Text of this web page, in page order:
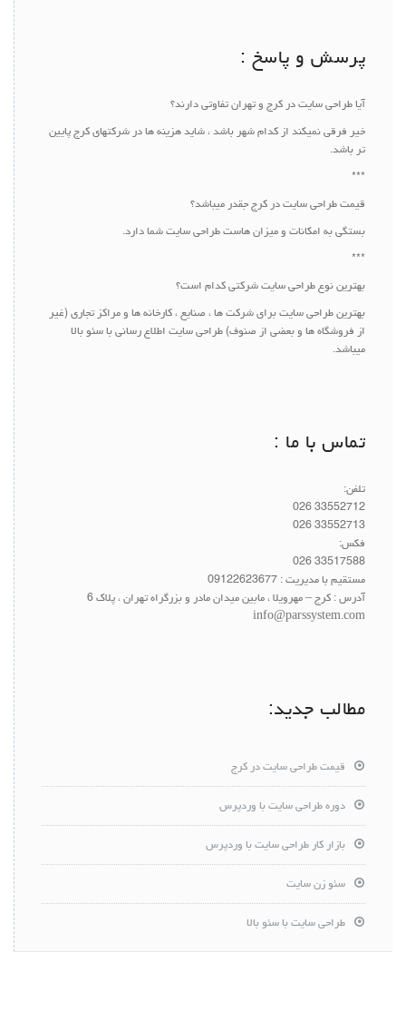
پرسش و پاسخ :
آیا طراحی سایت در کرج و تهران تفاوتی دارند؟
خیر فرقی نمیکند از کدام شهر باشد ، شاید هزینه ها در شرکتهای کرج پایین
تر باشد.
***
قیمت طراحی سایت در کرج جقدر میباشد؟
بستگی به امکانات و میزان هاست طراحی سایت شما دارد.
***
بهترین نوع طراحی سایت شرکتی کدام است؟
بهترین طراحی سایت برای شرکت ها ، صنایع ، کارخانه ها و مراکز تجاری (غیر
از فروشگاه ها و بعضی از صنوف) طراحی سایت اطلاع رسانی با سئو بالا
میباشد.
تماس با ما :
تلفن:
33552712 026
33552713 026
فکس:
33517588 026
مستقیم با مدیریت : 09122623677
آدرس : کرج – مهرویلا ، مابین میدان مادر و بزرگراه تهران ، پلاک 6
info@parssystem.com
مطالب جدید:
قیمت طراحی سایت در کرج
دوره طراحی سایت با وردپرس
بازار کار طراحی سایت با وردپرس
سئو زن سایت
طراحی سایت با سئو بالا